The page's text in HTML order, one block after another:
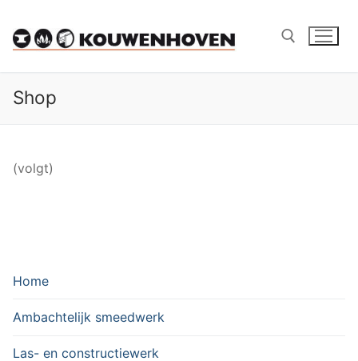
naar
de
Shop
(volgt)
Home
Ambachtelijk smeedwerk
Las- en constructiewerk